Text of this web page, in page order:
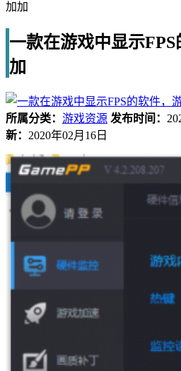
加加
一款在游戏中显示
加
所属分类： 游戏资源 发布时间：
新： 2020年02月16日